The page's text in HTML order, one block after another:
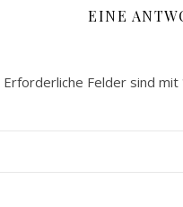
EINE
Erforderliche Felder sind mit